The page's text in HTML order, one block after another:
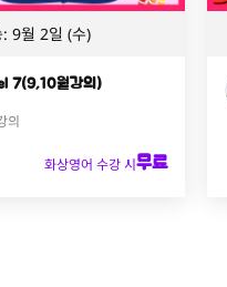
9월 2일 (수)
7(9,10월강의)
의
화상영어 수강 시무료